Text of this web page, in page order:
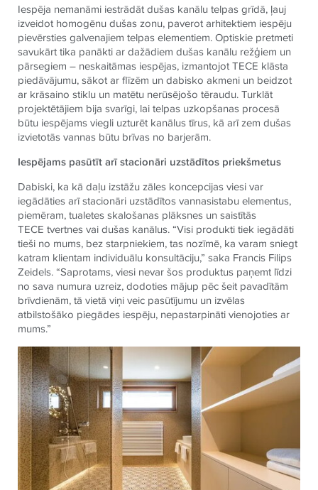
Iespēja nemanāmi iestrādāt dušas kanālu telpas grīdā, ļauj
izveidot homogēnu dušas zonu, paverot arhitektiem iespēju
pievērsties galvenajiem telpas elementiem. Optiskie pretmeti
savukārt tika panākti ar dažādiem dušas kanālu režģiem un
pārsegiem – neskaitāmas iespējas, izmantojotTECE klāsta
piedāvājumu, sākot ar flīzēm un dabisko akmeni un beidzot
ar krāsaino stiklu un matētu nerūsējošo tēraudu. Turklāt
projektētājiem bija svarīgi, lai telpas uzkopšanas procesā
būtu iespējams viegli uzturēt kanālus tīrus, kā arī zem dušas
izvietotās vannas būtu brīvas no barjerām.
Iespējams pasūtīt arī stacionāri uzstādītos priekšmetus
Dabiski, ka kā daļu izstāžu zāles koncepcijas viesi var
iegādāties arī stacionāri uzstādītos vannasistabu elementus,
piemēram, tualetes skalošanas plāksnes un saistītās
TECE tvertnes vai dušas kanālus. “Visi produkti tiek iegādāti
tieši no mums, bez starpniekiem, tas nozīmē, ka varam sniegt
katram klientam individuālu konsultāciju,” saka Francis Filips
Zeidels. “Saprotams, viesi nevar šos produktus paņemt līdzi
no sava numura uzreiz, dodoties mājup pēc šeit pavadītām
brīvdienām, tā vietā viņi veic pasūtījumu un izvēlas
atbilstošāko piegādes iespēju, nepastarpināti vienojoties ar
mums.”